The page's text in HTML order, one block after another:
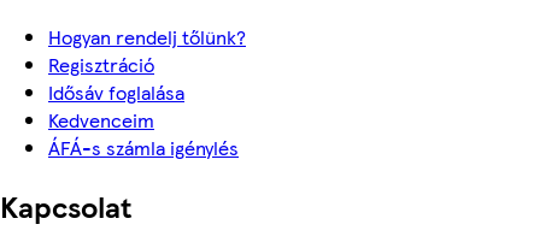
Hogyan rendelj tőlünk?
Regisztráció
Idősáv foglalása
Kedvenceim
ÁFÁ-s számla igénylés
Kapcsolat